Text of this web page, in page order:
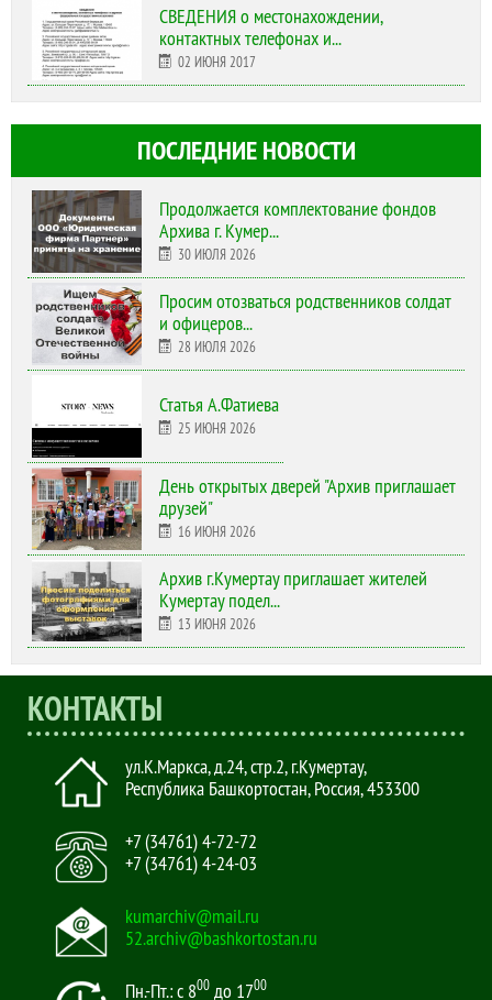
СВЕДЕНИЯ о местонахождении,
контактных телефонах и...
02 ИЮНЯ 2017
ПОСЛЕДНИЕ НОВОСТИ
Продолжается комплектование фондов
Архива г. Кумер...
30 ИЮЛЯ 2026
Просим отозваться родственников солдат
и офицеров...
28 ИЮЛЯ 2026
Статья А.Фатиева
25 ИЮНЯ 2026
День открытых дверей "Архив приглашает
друзей"
16 ИЮНЯ 2026
Архив г.Кумертау приглашает жителей
Кумертау подел...
13 ИЮНЯ 2026
КОНТАКТЫ
ул.К.Маркса, д.24, стр.2,г.Кумертау,
Республика Башкортостан, Россия,453300
+7 (34761) 4-72-72
+7 (34761) 4-24-03
kumarchiv@mail.ru
52.archiv@bashkortostan.ru
Пн.-Пт.: с 800 до 1700